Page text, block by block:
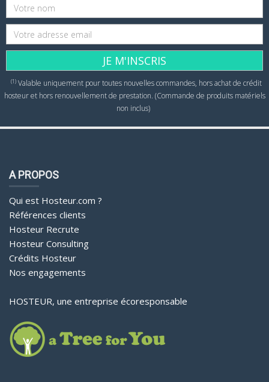
JE M'INSCRIS
(1)Valable uniquement pour toutes nouvelles commandes, hors achat de crédit
hosteur et hors renouvellement de prestation. (Commande de produits matériels
non inclus)
A PROPOS
Qui est Hosteur.com ?
Références clients
Hosteur Recrute
Hosteur Consulting
Crédits Hosteur
Nos engagements
HOSTEUR, une entreprise écoresponsable